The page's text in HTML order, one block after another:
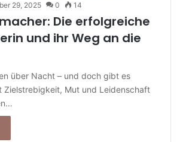
29, 2025 0 14
Die erfolgreiche
und ihr Weg an die
über Nacht – und doch gibt es
Zielstrebigkeit, Mut und Leidenschaft